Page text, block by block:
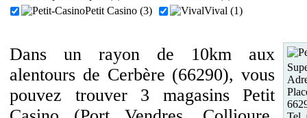
Petit Casino (3)
Vival (1)
Dans un rayon de 10km aux
alentours de Cerbère (66290), vous
pouvez trouver 3 magasins Petit